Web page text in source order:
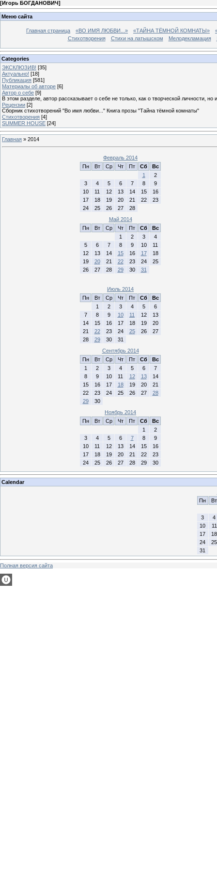
[Игорь БОГДАНОВИЧ]
Меню сайта
Главная страница «ВО ИМЯ ЛЮБВИ...» «ТАЙНА ТЁМНОЙ КОМНАТЫ»
Стихотворения
Стихи на латышском Мелодекламация
Categories
ЭКСКЛЮЗИВ! [35]
Актуально! [18]
Публикация [581]
Материалы об авторе [6]
Автор о себе [9]
В этом разделе, автор рассказывает о себе не только, как о творческой личности,
Рецензии [2]
Сборник стихотворений "Во имя любви..." Книга прозы "Тайна тёмной комнаты"
Стихотворения [4]
SUMMER HOUSE [24]
Главная » 2014
Февраль 2014
Пн
Вт Ср Чт Пт Сб
Вс
1
2
3
4 5 6 7 8
9
10
11 12 13 14 15
16
17
18 19 20 21 22
23
24
25 26 27
28
Май 2014
Пн
Вт Ср Чт Пт Сб
Вс
1
2 3
4
5
6 7 8 9 10
11
12
13 14 15 16 17
18
19
20 21 22 23 24
25
26
27 28 29 30 31
Июль 2014
Пн
Вт Ср Чт Пт Сб
Вс
1
2 3 4 5
6
7
8 9 10 11 12
13
14
15 16 17 18 19
20
21
22 23 24 25 26
27
28
29 30
31
Сентябрь 2014
Пн
Вт Ср Чт Пт Сб
Вс
1
2 3 4 5 6
7
8
9 10 11 12 13
14
15
16 17 18 19 20
21
22
23 24 25 26 27
28
29
30
Ноябрь 2014
Пн
Вт Ср Чт Пт Сб
Вс
1
2
3
4 5 6 7 8
9
10
11 12 13 14 15
16
17
18 19 20 21 22
23
24
25 26 27 28 29 30
Calendar
Пн
Вт
3
4
10
11
17
18
24
25
31
Полная версия сайта